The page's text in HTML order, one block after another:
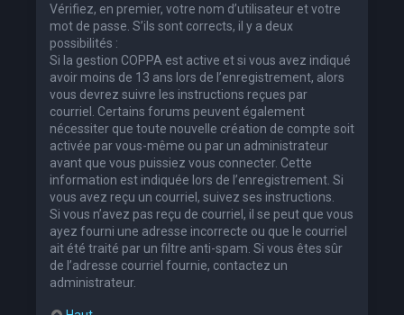
Vérifiez, en premier, votre nom d’utilisateur et votre
mot de passe. S’ils sont corrects, il y a deux
possibilités :
Si la gestion COPPA est active et si vous avez indiqué
avoir moins de 13 ans lors de l’enregistrement, alors
vous devrez suivre les instructions reçues par
courriel. Certains forums peuvent également
nécessiter que toute nouvelle création de compte soit
activée par vous-même ou par un administrateur
avant que vous puissiez vous connecter. Cette
information est indiquée lors de l’enregistrement. Si
vous avez reçu un courriel, suivez ses instructions.
Si vous n’avez pas reçu de courriel, il se peut que vous
ayez fourni une adresse incorrecte ou que le courriel
ait été traité par un filtre anti-spam. Si vous êtes sûr
de l’adresse courriel fournie, contactez un
administrateur.